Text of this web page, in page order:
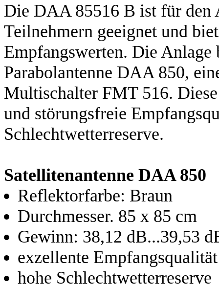
Die DAA 85516 B ist für den
Teilnehmern geeignet und
Empfangswerten. Die Anlage
Parabolantenne DAA 850,
Multischalter FMT 516.
und störungsfreie
Schlechtwetterreserve.
Satellitenantenne DAA 850
Reflektorfarbe: Braun
Durchmesser. 85 x 85 cm
Gewinn: 38,12 dB...39,53
exzellente Empfangsqualität
hohe Schlechtwetterreserve